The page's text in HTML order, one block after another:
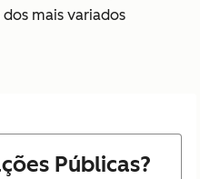
dos mais variados
Públicas?